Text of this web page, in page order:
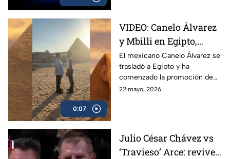
0:07
VIDEO: Canelo Álvarez
y Mbilli en Egipto,
tienen primer cara a
cara
El mexicano Canelo Álvarez se
trasladó a Egipto y ha
comenzado la promoción de
su combate ante el francés
22 mayo, 2026
Julio César Chávez vs
‘Travieso’ Arce: revive